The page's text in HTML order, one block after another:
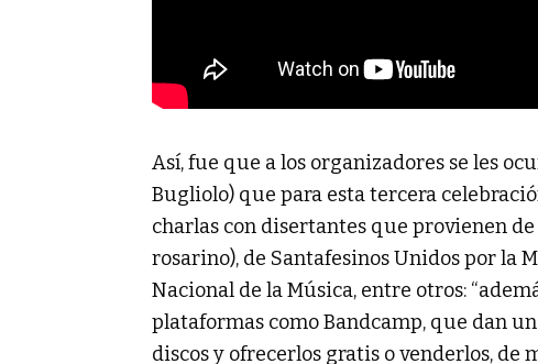
Así, fue que a los organizadores se les
Bugliolo) que para esta tercera
charlas con disertantes que provienen
rosarino), de Santafesinos Unidos por la
Nacional de la Música, entre otros:
plataformas como Bandcamp, que dan
discos y ofrecerlos gratis o venderlos, de